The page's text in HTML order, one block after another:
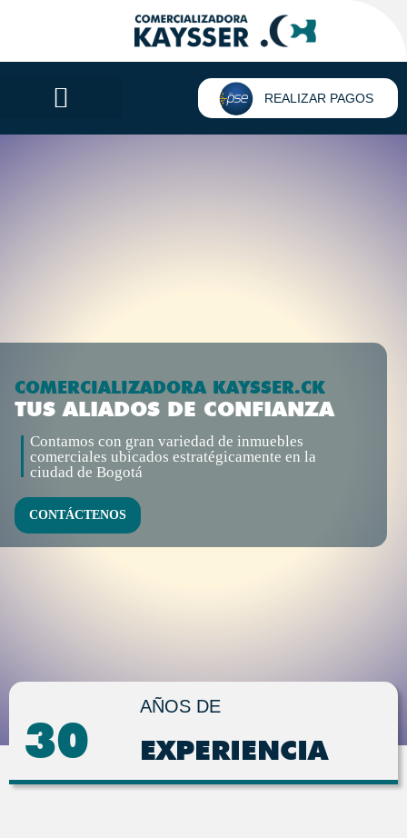
REALIZAR PAGOS
COMERCIALIZADORA KAYSSER.CK
TUS ALIADOS DE CONFIANZA
Contamos con gran variedad de inmuebles
comerciales ubicados estratégicamente en la
ciudad de Bogotá
CONTÁCTENOS
30
AÑOS DE
EXPERIENCIA